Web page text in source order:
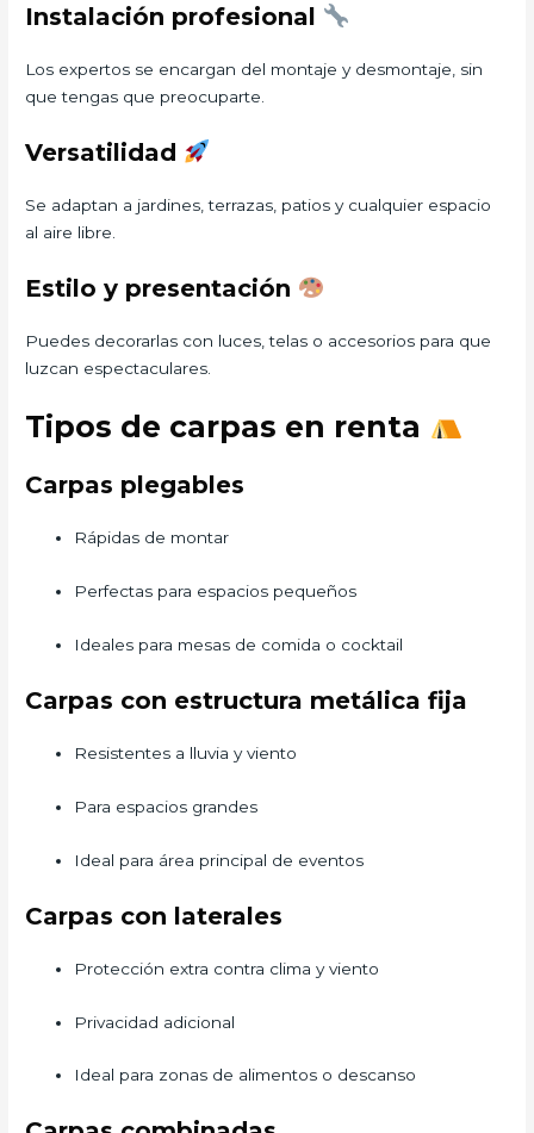
Instalación profesional
Los expertos se encargan del montaje y desmontaje, sin
que tengas que preocuparte.
Versatilidad
Se adaptan a jardines, terrazas, patios y cualquier espacio
al aire libre.
Estilo y presentación
Puedes decorarlas con luces, telas o accesorios para que
luzcan espectaculares.
Tipos de carpas en renta
Carpas plegables
Rápidas de montar
Perfectas para espacios pequeños
Ideales para mesas de comida o cocktail
Carpas con estructura metálica fija
Resistentes a lluvia y viento
Para espacios grandes
Ideal para área principal de eventos
Carpas con laterales
Protección extra contra clima y viento
Privacidad adicional
Ideal para zonas de alimentos o descanso